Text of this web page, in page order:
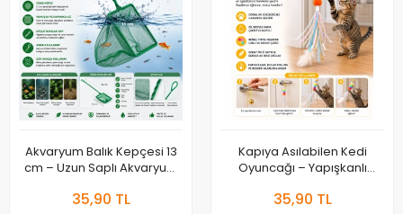
Akvaryum Balık Kepçesi 13
cm – Uzun Saplı Akvaryum
35,90 TL
Kapıya Asılabilen Kedi
Oyuncağı – Yapışkanlı
Oyuncağı
35,90 TL